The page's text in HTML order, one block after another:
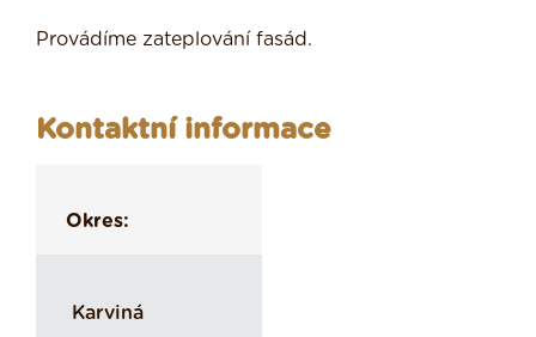
Provádíme zateplování fasád.
Kontaktní informace
Okres:
Karviná